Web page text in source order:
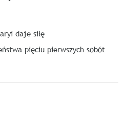
daje siłę
pięciu pierwszych sobót